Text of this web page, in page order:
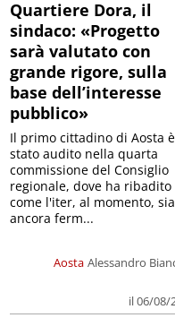
Quartiere Dora, il
sindaco: «Progetto
sarà valutato con
grande rigore, sulla
base dell’interesse
pubblico»
Aosta Alessandro
il 06/08/
Il primo cittadino di Aosta è
stato audito nella quarta
commissione del Consiglio
regionale, dove ha ribadito
come l'iter, al momento, sia
ancora ferm...